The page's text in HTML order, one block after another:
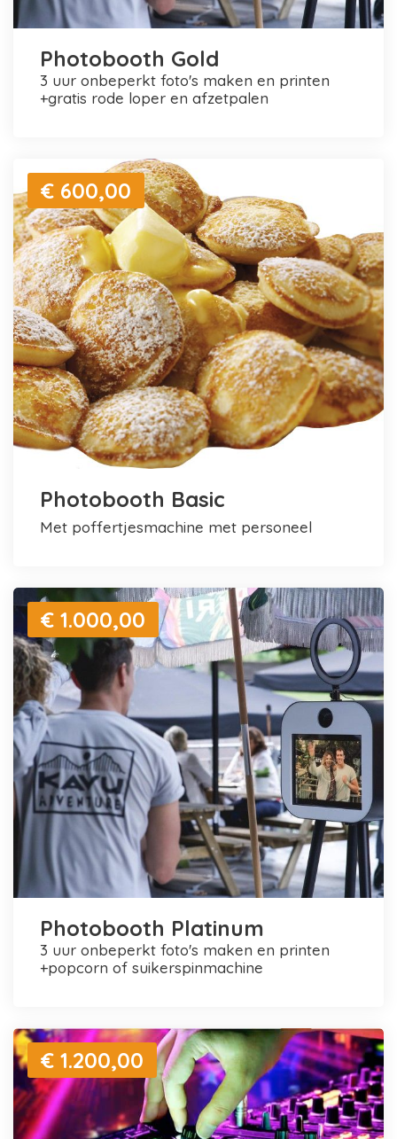
Photobooth Gold
3 uur onbeperkt foto's maken en printen
+gratis rode loper en afzetpalen
€ 600,00
Photobooth Basic
met poffertjesmachine met personeel
€ 1.000,00
Photobooth Platinum
3 uur onbeperkt foto's maken en printen
+popcorn of suikerspinmachine
€ 1.200,00